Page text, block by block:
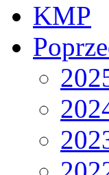
KMP